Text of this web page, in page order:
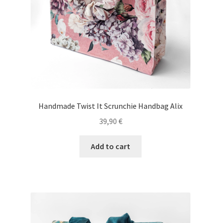
Handmade Twist It Scrunchie Handbag Alix
39,90 €
Add to cart